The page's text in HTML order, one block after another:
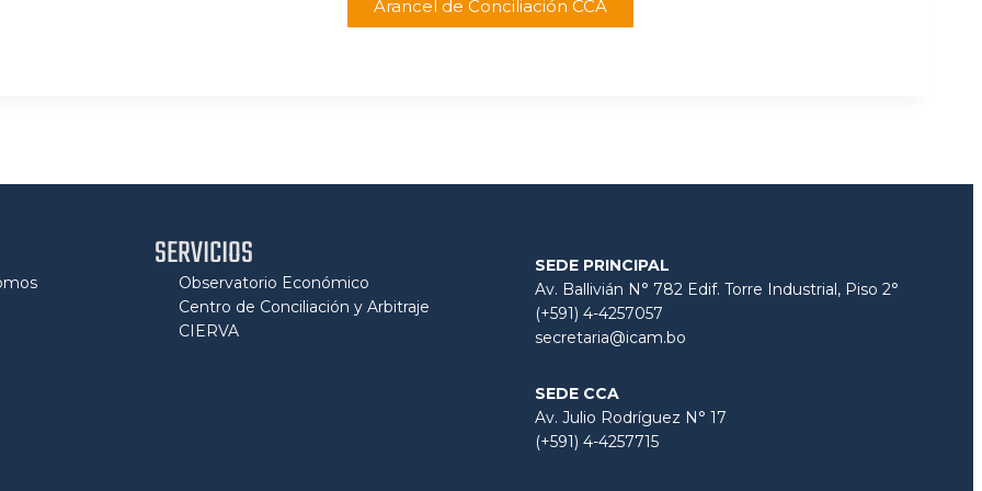
Arancel de Conciliación CCA
SERVICIOS
Observatorio Económico
Centro de Conciliación y Arbitraje
CIERVA
SEDE PRINCIPAL
Av. Ballivián N° 782 Edif. Torre Industrial, Piso 2°
(+591) 4-4257057
secretaria@icam.bo
SEDE CCA
Av. Julio Rodríguez N° 17
(+591) 4-4257715